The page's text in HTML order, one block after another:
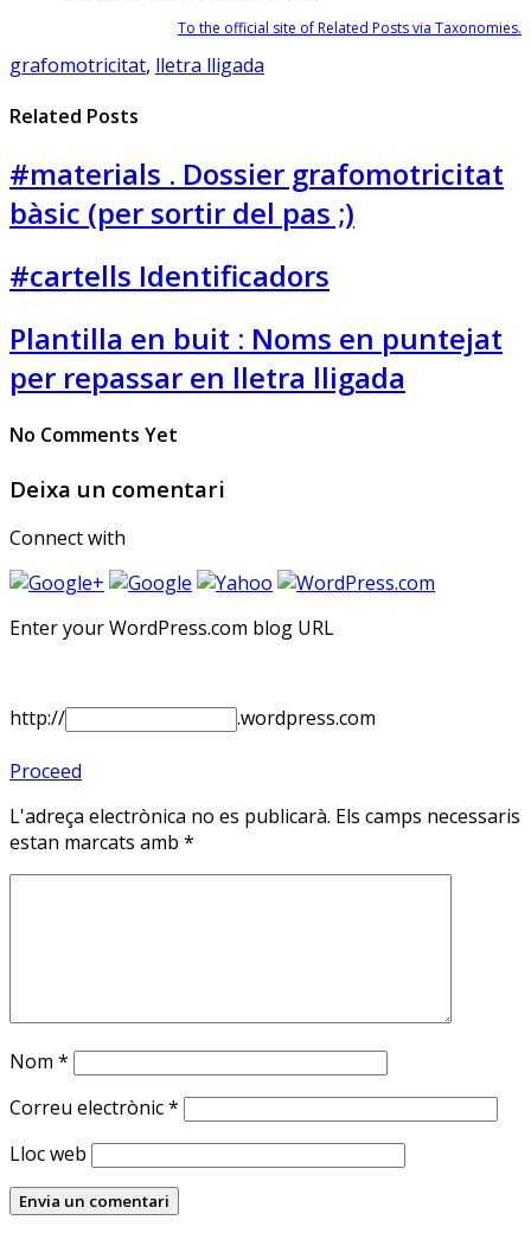
To the official site of Related Posts via Taxonomies.
grafomotricitat, lletra lligada
Related Posts
#materials . Dossier grafomotricitat
bàsic (per sortir del pas ;)
#cartells Identificadors
Plantilla en buit : Noms en puntejat
per repassar en lletra lligada
No Comments Yet
Deixa un comentari
Connect with
Enter your WordPress.com blog URL
http:// .wordpress.com
Proceed
L'adreça electrònica no es publicarà. Els camps necessaris
estan marcats amb *
Nom *
Correu electrònic*
Lloc web